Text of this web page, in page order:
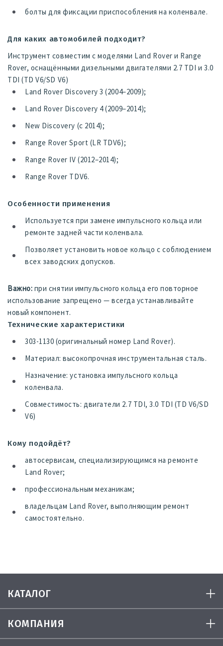
болты для фиксации приспособления на коленвале.
Для каких автомобилей подходит?
Инструмент совместим с моделями Land Rover и Range
Rover, оснащёнными дизельными двигателями 2.7 TDI и 3.0
TDI (TD V6/SD V6)
Land Rover Discovery 3 (2004–2009);
Land Rover Discovery 4 (2009–2014);
New Discovery (с 2014);
Range Rover Sport (LR TDV6);
Range Rover IV (2012–2014);
Range Rover TDV6.
Особенности применения
Используется при замене импульсного кольца или
ремонте задней части коленвала.
Позволяет установить новое кольцо с соблюдением
всех заводских допусков.
Важно: при снятии импульсного кольца его повторное
использование запрещено — всегда устанавливайте
новый компонент.
Технические характеристики
303-1130 (оригинальный номер Land Rover).
Материал: высокопрочная инструментальная сталь.
Назначение: установка импульсного кольца
коленвала.
Совместимость: двигатели 2.7 TDI, 3.0 TDI (TD V6/SD
V6)
Кому подойдёт?
автосервисам, специализирующимся на ремонте
Land Rover;
профессиональным механикам;
владельцам Land Rover, выполняющим ремонт
самостоятельно.
КАТАЛОГ
КОМПАНИЯ